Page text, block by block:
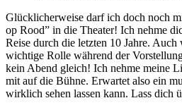
Glücklicherweise darf ich doch noch
op Rood” in die Theater! Ich nehme
Reise durch die letzten 10 Jahre.
wichtige Rolle während der
kein Abend gleich! Ich nehme meine
mit auf die Bühne. Erwartet also ein
wirklich sehen lassen kann. Lass dich